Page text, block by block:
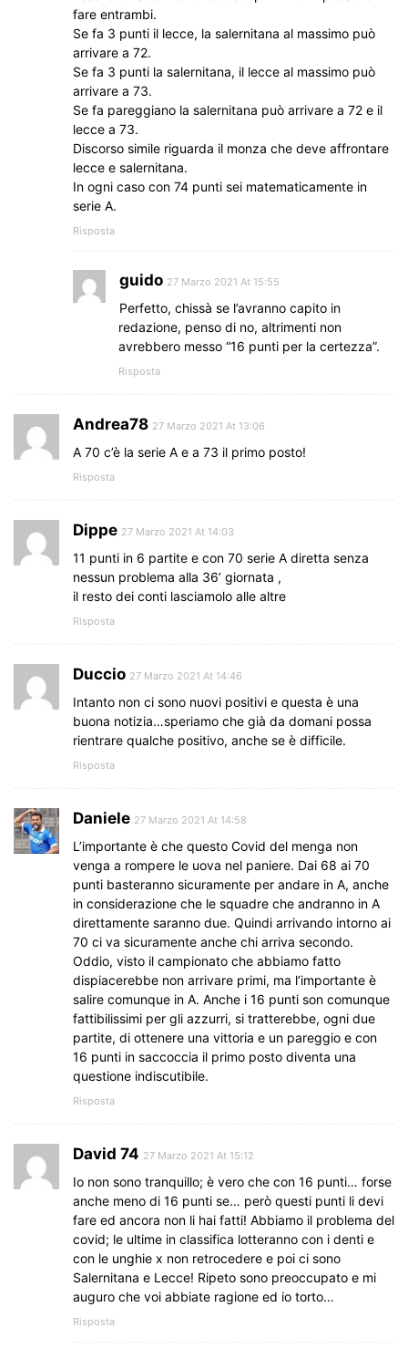
fare entrambi.
Se fa 3 punti il lecce, la salernitana al massimo può
arrivare a 72.
Se fa 3 punti la salernitana, il lecce al massimo può
arrivare a 73.
Se fa pareggiano la salernitana può arrivare a 72 e il
lecce a 73.
Discorso simile riguarda il monza che deve affrontare
lecce e salernitana.
In ogni caso con 74 punti sei matematicamente in
serie A.
Risposta
guido 27 Marzo 2021 At 15:55
Perfetto, chissà se l’avranno capito in
redazione, penso di no, altrimenti non
avrebbero messo “16 punti per la certezza”.
Risposta
Andrea78 27 Marzo 2021 At 13:06
A 70 c’è la serie A e a 73 il primo posto!
Risposta
Dippe 27 Marzo 2021 At 14:03
11 punti in 6 partite e con 70 serie A diretta senza
nessun problema alla 36’ giornata ,
il resto dei conti lasciamolo alle altre
Risposta
Duccio 27 Marzo 2021 At 14:46
Intanto non ci sono nuovi positivi e questa è una
buona notizia…speriamo che già da domani possa
rientrare qualche positivo, anche se è difficile.
Risposta
Daniele 27 Marzo 2021 At 14:58
L’importante è che questo Covid del menga non
venga a rompere le uova nel paniere. Dai 68 ai 70
punti basteranno sicuramente per andare in A, anche
in considerazione che le squadre che andranno in A
direttamente saranno due. Quindi arrivando intorno ai
70 ci va sicuramente anche chi arriva secondo.
Oddio, visto il campionato che abbiamo fatto
dispiacerebbe non arrivare primi, ma l’importante è
salire comunque in A. Anche i 16 punti son comunque
fattibilissimi per gli azzurri, si tratterebbe, ogni due
partite, di ottenere una vittoria e un pareggio e con
16 punti in saccoccia il primo posto diventa una
questione indiscutibile.
Risposta
David 74 27 Marzo 2021 At 15:12
Io non sono tranquillo; è vero che con 16 punti… forse
anche meno di 16 punti se… però questi punti li devi
fare ed ancora non li hai fatti! Abbiamo il problema del
covid; le ultime in classifica lotteranno con i denti e
con le unghie x non retrocedere e poi ci sono
Salernitana e Lecce! Ripeto sono preoccupato e mi
auguro che voi abbiate ragione ed io torto…
Risposta